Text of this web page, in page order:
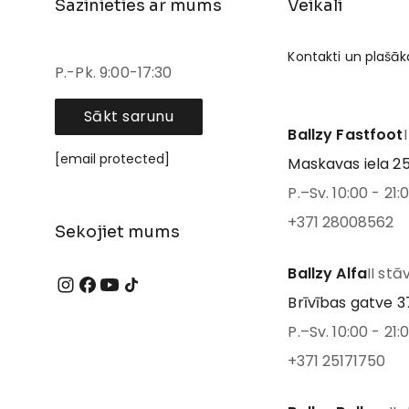
Sazinieties ar mums
P.-Pk. 9:00-17:30
Sākt sarunu
[email protected]
Sekojiet mums
Veikali
Kontakti un
Ballzy Fastfoot
Maskavas iela
P.–Sv. 10:00 -
+371 28008562
Ballzy AlfaII
Brīvības gatve
P.–Sv. 10:00 -
+371 25171750